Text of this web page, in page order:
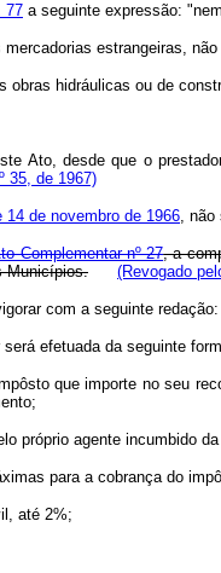
77 a seguinte expressão:
estrangeiras,
obras hidráulicas ou de
Ato, desde que o
35, de 1967)
14 de novembro de 1966, não
Complementar nº 27, a
Municípios. (Revogado
com a seguinte redação:
efetuada da seguinte
que importe no seu
próprio agente incumbido
para a cobrança do
até 2%;